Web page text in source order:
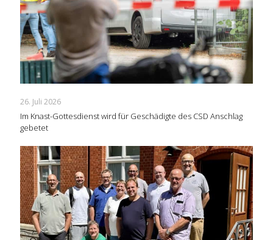
26. Juli 2026
Im Knast-Gottesdienst wird für Geschädigte des CSD Anschlag
gebetet